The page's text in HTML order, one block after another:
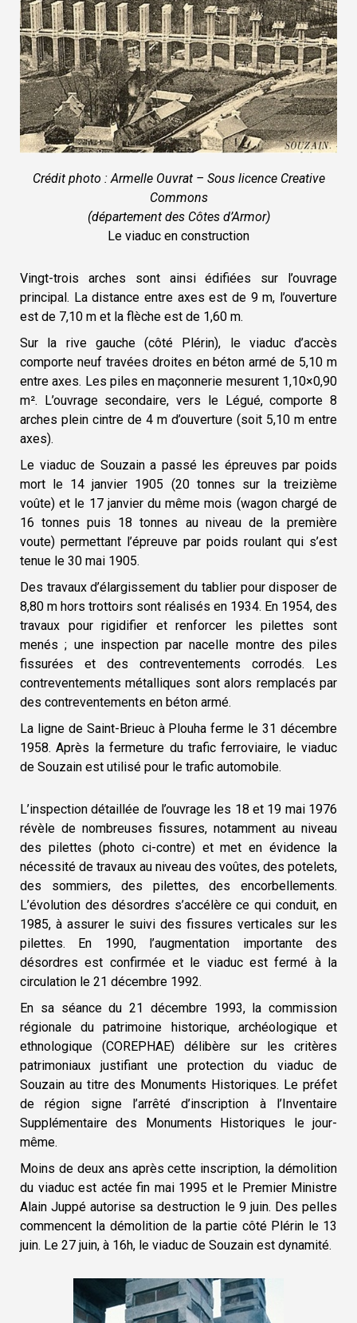
Crédit photo : Armelle Ouvrat – Sous licence Creative
Commons
(département des Côtes d’Armor)
Le viaduc en construction
Vingt-trois arches sont ainsi édifiées sur l’ouvrage
principal. La distance entre axes est de 9 m, l’ouverture
est de 7,10 m et la flèche est de 1,60 m.
Sur la rive gauche (côté Plérin), le viaduc d’accès
comporte neuf travées droites en béton armé de 5,10 m
entre axes. Les piles en maçonnerie mesurent 1,10×0,90
m². L’ouvrage secondaire, vers le Légué, comporte 8
arches plein cintre de 4 m d’ouverture (soit 5,10 m entre
axes).
Le viaduc de Souzain a passé les épreuves par poids
mort le 14 janvier 1905 (20 tonnes sur la treizième
voûte) et le 17 janvier du même mois (wagon chargé de
16 tonnes puis 18 tonnes au niveau de la première
voute) permettant l’épreuve par poids roulant qui s’est
tenue le 30 mai 1905.
Des travaux d’élargissement du tablier pour disposer de
8,80 m hors trottoirs sont réalisés en 1934. En 1954, des
travaux pour rigidifier et renforcer les pilettes sont
menés ; une inspection par nacelle montre des piles
fissurées et des contreventements corrodés. Les
contreventements métalliques sont alors remplacés par
des contreventements en béton armé.
La ligne de Saint-Brieuc à Plouha ferme le 31 décembre
1958. Après la fermeture du trafic ferroviaire, le viaduc
de Souzain est utilisé pour le trafic automobile.
L’inspection détaillée de l’ouvrage les 18 et 19 mai 1976
révèle de nombreuses fissures, notamment au niveau
des pilettes (photo ci-contre) et met en évidence la
nécessité de travaux au niveau des voûtes, des potelets,
des sommiers, des pilettes, des encorbellements.
L’évolution des désordres s’accélère ce qui conduit, en
1985, à assurer le suivi des fissures verticales sur les
pilettes. En 1990, l’augmentation importante des
désordres est confirmée et le viaduc est fermé à la
circulation le 21 décembre 1992.
En sa séance du 21 décembre 1993, la commission
régionale du patrimoine historique, archéologique et
ethnologique (COREPHAE) délibère sur les critères
patrimoniaux justifiant une protection du viaduc de
Souzain au titre des Monuments Historiques. Le préfet
de région signe l’arrêté d’inscription à l’Inventaire
Supplémentaire des Monuments Historiques le jour-
même.
Moins de deux ans après cette inscription, la démolition
du viaduc est actée fin mai 1995 et le Premier Ministre
Alain Juppé autorise sa destruction le 9 juin. Des pelles
commencent la démolition de la partie côté Plérin le 13
juin. Le 27 juin, à 16h, le viaduc de Souzain est dynamité.